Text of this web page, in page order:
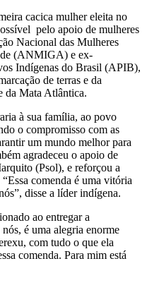
cacica mulher eleita no
pelo apoio de mulheres
Nacional das Mulheres
(ANMIGA) e ex-
Indígenas do Brasil (APIB),
de terras e da
da Mata Atlântica.
à sua família, ao povo
o compromisso com as
um mundo melhor para
agradeceu o apoio de
(Psol), e reforçou a
comenda é uma vitória
disse a líder indígena.
ao entregar a
é uma alegria enorme
com tudo o que ela
comenda. Para mim está